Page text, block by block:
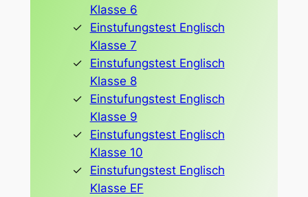
Klasse 6
Einstufungstest Englisch
Klasse 7
Einstufungstest Englisch
Klasse 8
Einstufungstest Englisch
Klasse 9
Einstufungstest Englisch
Klasse 10
Einstufungstest Englisch
Klasse EF